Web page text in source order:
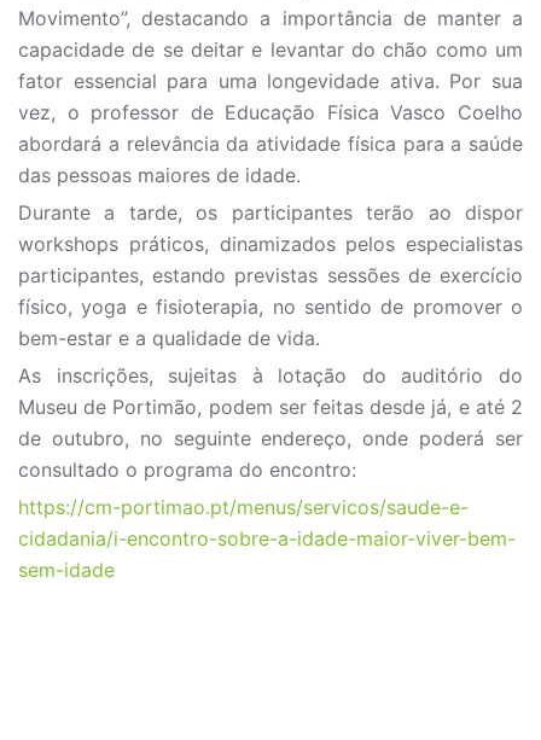
Movimento”, destacando a importância de manter a
capacidade de se deitar e levantar do chão como um
fator essencial para uma longevidade ativa. Por sua
vez, o professor de Educação Física Vasco Coelho
abordará a relevância da atividade física para a saúde
das pessoas maiores de idade.
Durante a tarde, os participantes terão ao dispor
workshops práticos, dinamizados pelos especialistas
participantes, estando previstas sessões de exercício
físico, yoga e fisioterapia, no sentido de promover o
bem-estar e a qualidade de vida.
As inscrições, sujeitas à lotação do auditório do
Museu de Portimão, podem ser feitas desde já, e até 2
de outubro, no seguinte endereço, onde poderá ser
consultado o programa do encontro:
https://cm-portimao.pt/menus/servicos/saude-e-
cidadania/i-encontro-sobre-a-idade-maior-viver-bem-
sem-idade